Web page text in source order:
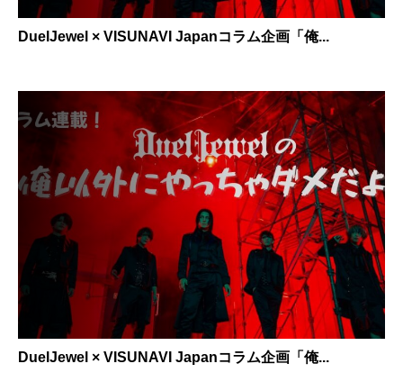
DuelJewel × VISUNAVI Japanコラム企画「俺...
DuelJewel × VISUNAVI Japanコラム企画「俺...